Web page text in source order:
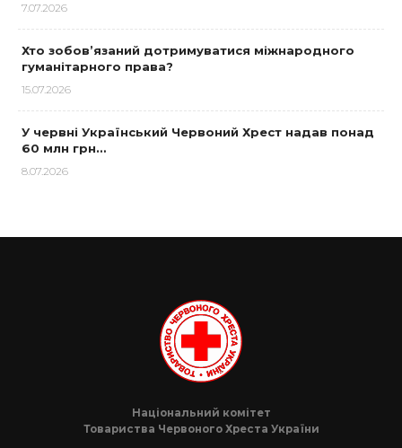
7.07.2026
Хто зобов’язаний дотримуватися міжнародного
гуманітарного права?
15.07.2026
У червні Український Червоний Хрест надав понад
60 млн грн…
8.07.2026
Національний комітет
Товариства Червоного Хреста України